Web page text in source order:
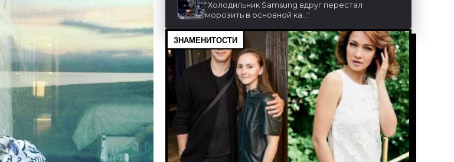
"Холодильник Samsung вдруг перестал
морозить в основной ка..."
ЗНАМЕНИТОСТИ